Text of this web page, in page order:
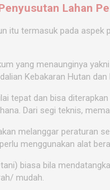
Lahan
itu termasuk pada
yang menaunginya
Kebakaran Hutan dan
tepat dan bisa
Dari segi teknis,
melanggar peraturan
menggunakan alat
biasa bila
mudah.